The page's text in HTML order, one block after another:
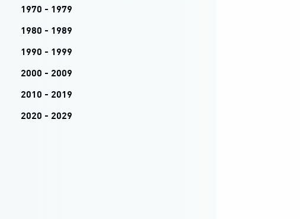
1970 - 1979
1980 - 1989
1990 - 1999
2000 - 2009
2010 - 2019
2020 - 2029